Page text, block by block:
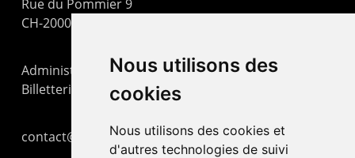
Nous utilisons des
cookies
Nous utilisons des cookies et
d'autres technologies de suivi
Rue du Pommier 9
CH-2000 Neuchâtel
Administration : +41 32 725 03 03
Billetterie : +41 32 725 05 05
contact@lepommier.ch